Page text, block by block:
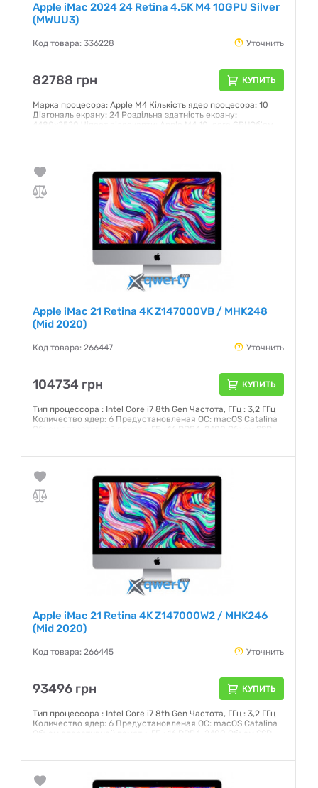
Apple iMac 2024 24 Retina 4.5K M4 10GPU Silver
(MWUU3)
Код товара: 336228 Уточнить
82788 грн КУПИТЬ
Марка процесора: Apple M4 Кількість ядер процесора: 10
Діагональ екрану: 24 Роздільна здатність екрану:
4480x2520 Чіпсет відеокарти: Apple M4 10-core GPUОб'єм
Гарантия:12 месяцев
Apple iMac 21 Retina 4K Z147000VB / MHK248
(Mid 2020)
Код товара: 266447 Уточнить
104734 грн КУПИТЬ
Тип процессора : Intel Core i7 8th Gen Частота, ГГц : 3,2 ГГц
Количество ядер: 6 Предустановленая ОС: macOS Catalina
Объем оперативной памяти, ГБ : 16 DDR4-2400 Объем SSD,
C), 4xUSB 3.0, Head-Out Экран: 21,5 (4096x2304) IPS
Сенсорный: нет
Гарантия: 12 месяцев
Apple iMac 21 Retina 4K Z147000W2 / MHK246
(Mid 2020)
Код товара: 266445 Уточнить
93496 грн КУПИТЬ
Тип процессора : Intel Core i7 8th Gen Частота, ГГц : 3,2 ГГц
Количество ядер: 6 Предустановленая ОС: macOS Catalina
Объем оперативной памяти, ГБ : 16 DDR4-2400 Объем SSD,
C), 4xUSB 3.0, Head-Out Экран: 21,5 (4096x2304) IPS
Сенсорный: нет